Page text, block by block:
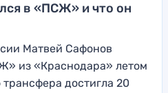
в «ПСЖ» и что он
Матвей Сафонов
из «Краснодара» летом
достигла 20